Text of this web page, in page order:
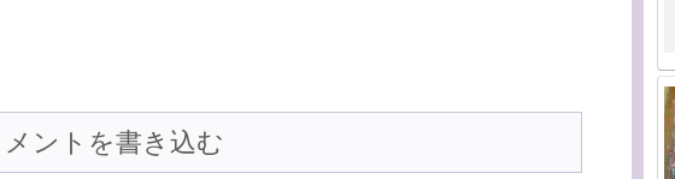
ントを書き込む